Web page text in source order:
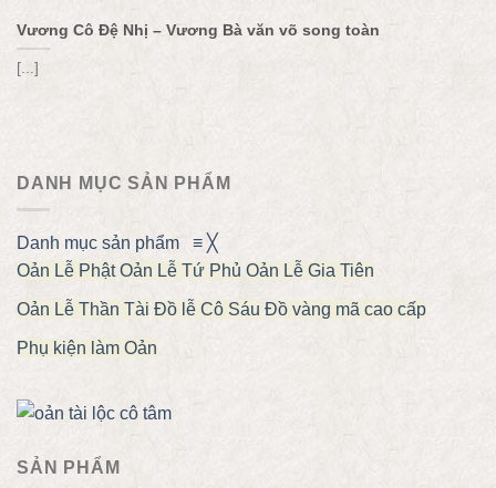
Vương Cô Đệ Nhị – Vương Bà văn võ song toàn
[...]
DANH MỤC SẢN PHẨM
Danh mục sản phẩm ≡ ╳
Oản Lễ Phật Oản Lễ Tứ Phủ Oản Lễ Gia Tiên
Oản Lễ Thần Tài Đồ lễ Cô Sáu Đồ vàng mã cao cấp
Phụ kiện làm Oản
SẢN PHẨM